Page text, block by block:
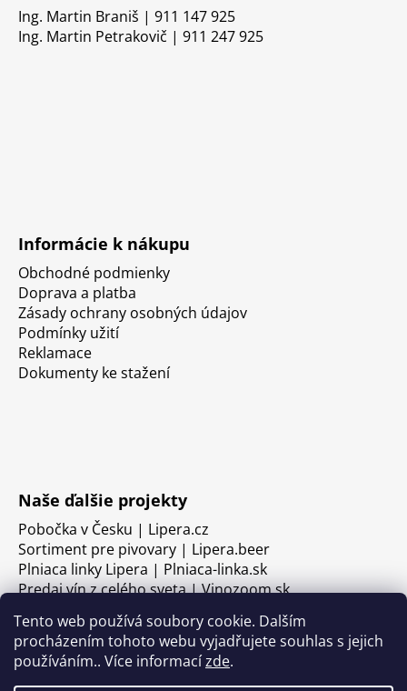
Tento web používá soubory cookie. Dalším
procházením tohoto webu vyjadřujete souhlas s jejich
používáním.. Více informacízde.
Ing. Martin Braniš | 911 147 925
Ing. Martin Petrakovič | 911 247 925
Informácie k nákupu
Obchodné podmienky
Doprava a platba
Zásady ochrany osobných údajov
Podmínky užití
Reklamace
Dokumenty ke stažení
Naše ďalšie projekty
Pobočka v Česku | Lipera.cz
Sortiment pre pivovary | Lipera.beer
Plniaca linky Lipera | Plniaca-linka.sk
Predaj vín z celého sveta | Vinozoom.sk